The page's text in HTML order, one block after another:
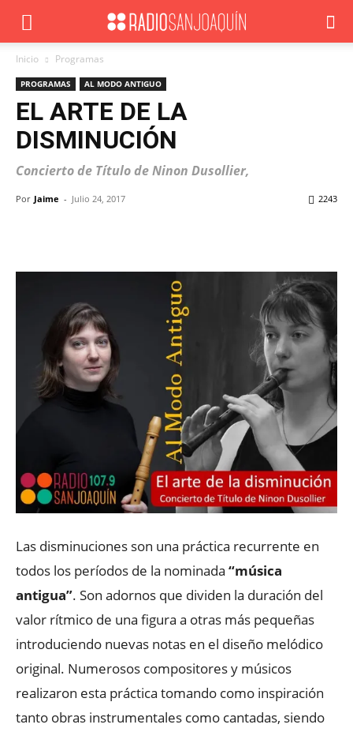
Inicio Programas
PROGRAMAS AL MODO ANTIGUO
EL ARTE DE LA
DISMINUCIÓN
Concierto de Título de Ninon Dusollier,
Por Jaime - Julio 24, 2017 2243
Las disminuciones son una práctica recurrente en
todos los períodos de la nominada “música
antigua”. Son adornos que dividen la duración del
valor rítmico de una figura a otras más pequeñas
introduciendo nuevas notas en el diseño melódico
original. Numerosos compositores y músicos
realizaron esta práctica tomando como inspiración
tanto obras instrumentales como cantadas, siendo